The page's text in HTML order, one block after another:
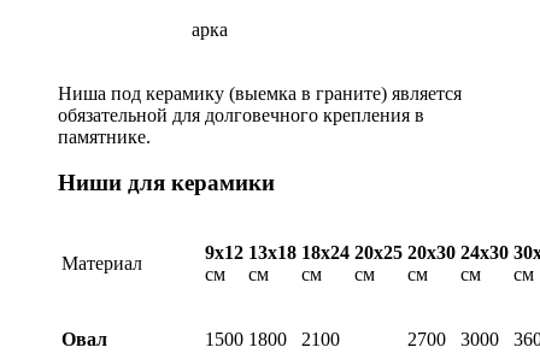
арка
Ниша под керамику (выемка в граните) является
обязательной для долговечного крепления в
памятнике.
Ниши для керамики
Материал
9х12
см
13х18
см
18х24
см
20х25
см
20х30
см
24х30
см
см
Овал 1500 1800 2100 2700 3000